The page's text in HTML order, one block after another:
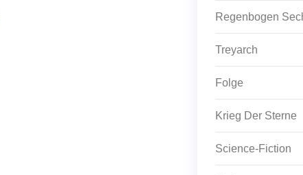
Regenbogen
Treyarch
Folge
Krieg Der Sterne
Science-Fiction